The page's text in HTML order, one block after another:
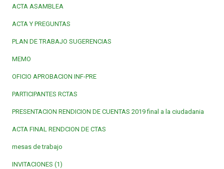
ACTA ASAMBLEA
ACTA Y PREGUNTAS
PLAN DE TRABAJO SUGERENCIAS
MEMO
OFICIO APROBACION INF-PRE
PARTICIPANTES RCTAS
PRESENTACION RENDICION DE CUENTAS 2019 final a la ciudadania
ACTA FINAL RENDCION DE CTAS
mesas de trabajo
INVITACIONES (1)